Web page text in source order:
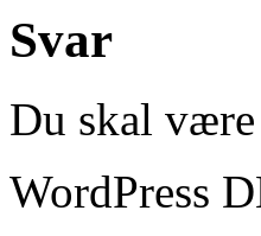
Svar
Du skal være
WordPress